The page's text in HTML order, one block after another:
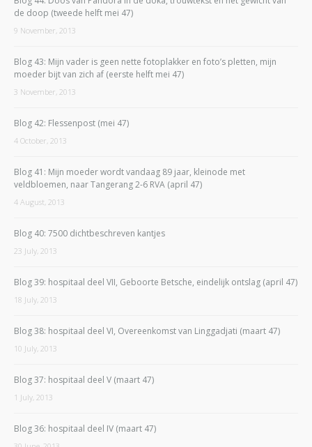
de doop (tweede helft mei 47)
9 November, 2013
Blog 43: Mijn vader is geen nette fotoplakker en foto’s pletten, mijn
moeder bijt van zich af (eerste helft mei 47)
3 November, 2013
Blog 42: Flessenpost (mei 47)
4 October, 2013
Blog 41: Mijn moeder wordt vandaag 89 jaar, kleinode met
veldbloemen, naar Tangerang 2-6 RVA (april 47)
4 August, 2013
Blog 40: 7500 dichtbeschreven kantjes
23 July, 2013
Blog 39: hospitaal deel VII, Geboorte Betsche, eindelijk ontslag (april 47)
18 July, 2013
Blog 38: hospitaal deel VI, Overeenkomst van Linggadjati (maart 47)
10 July, 2013
Blog 37: hospitaal deel V (maart 47)
1 July, 2013
Blog 36: hospitaal deel IV (maart 47)